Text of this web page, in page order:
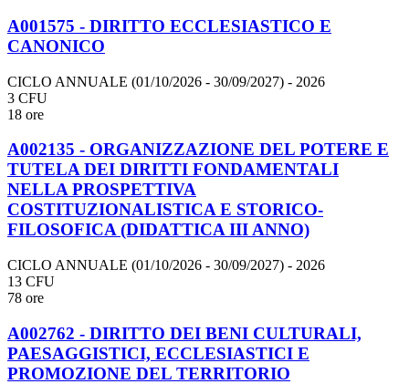
A001575 - DIRITTO ECCLESIASTICO E
CANONICO
CICLO ANNUALE (01/10/2026 - 30/09/2027) - 2026
3 CFU
18 ore
A002135 - ORGANIZZAZIONE DEL POTERE E
TUTELA DEI DIRITTI FONDAMENTALI
NELLA PROSPETTIVA
COSTITUZIONALISTICA E STORICO-
FILOSOFICA (DIDATTICA III ANNO)
CICLO ANNUALE (01/10/2026 - 30/09/2027) - 2026
13 CFU
78 ore
A002762 - DIRITTO DEI BENI CULTURALI,
PAESAGGISTICI, ECCLESIASTICI E
PROMOZIONE DEL TERRITORIO